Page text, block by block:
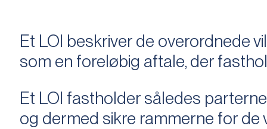
Et LOI beskriver de overordnede
som en foreløbig aftale, der
Et LOI fastholder således
og dermed sikre rammerne for de